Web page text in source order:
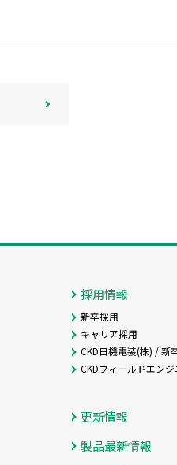
採用情報
新卒採用
キャリア採用
CKD日機電装(株) / 新
CKDフィールドエン
更新情報
製品最新情報